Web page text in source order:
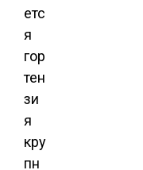
етс
я
гор
тен
зи
я
кру
пн